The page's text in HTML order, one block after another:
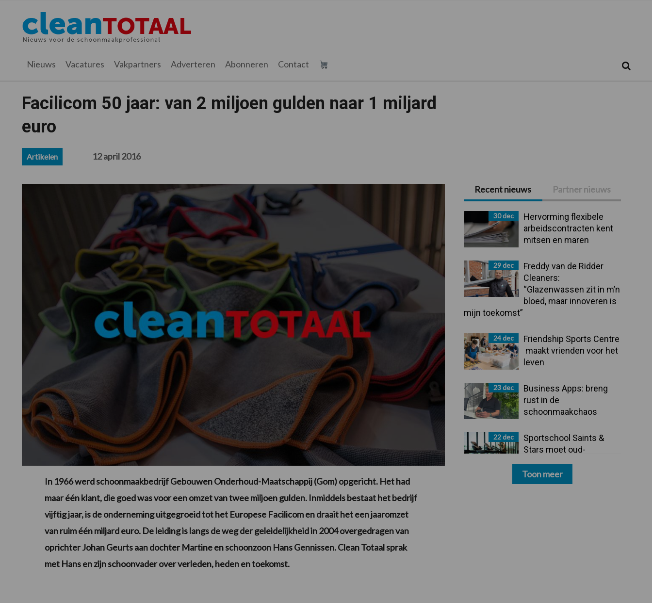
hoofdnavigatie
hoofd
inhoud
eerste
sidebar
voettekst
Cleantotaal.nl
Het
laatste
voor
professionele
Nieuws Vacatures Vakpartners Adverteren Abonneren Contact
Facilicom 50 jaar: van 2 miljoen gulden naar 1 miljard
euro
Artikelen 12 april 2016
In 1966 werd schoonmaakbedrijf Gebouwen Onderhoud-Maatschappij (Gom) opgericht. Het had
maar één klant, die goed was voor een omzet van twee miljoen gulden. Inmiddels bestaat het bedrijf
vijftig jaar, is de onderneming uitgegroeid tot het Europese Facilicom en draait het een jaaromzet
van ruim één miljard euro. De leiding is langs de weg der geleidelijkheid in 2004 overgedragen van
oprichter Johan Geurts aan dochter Martine en schoonzoon Hans Gennissen. Clean Totaal sprak
met Hans en zijn schoonvader over verleden, heden en toekomst.
Primaire
Sidebar
Recent nieuws Partner nieuws
30 dec
Hervorming flexibele
arbeidscontracten kent
mitsen en maren
29 dec
Freddy van de Ridder
Cleaners:
“Glazenwassen zit in m’n
bloed, maar innoveren is
mijn toekomst”
24 dec
Friendship Sports Centre
maakt vrienden voor het
leven
23 dec
Business Apps: breng
rust in de
schoonmaakchaos
22 dec
Sportschool Saints &
Stars moet oud-
betalen
Toon meer